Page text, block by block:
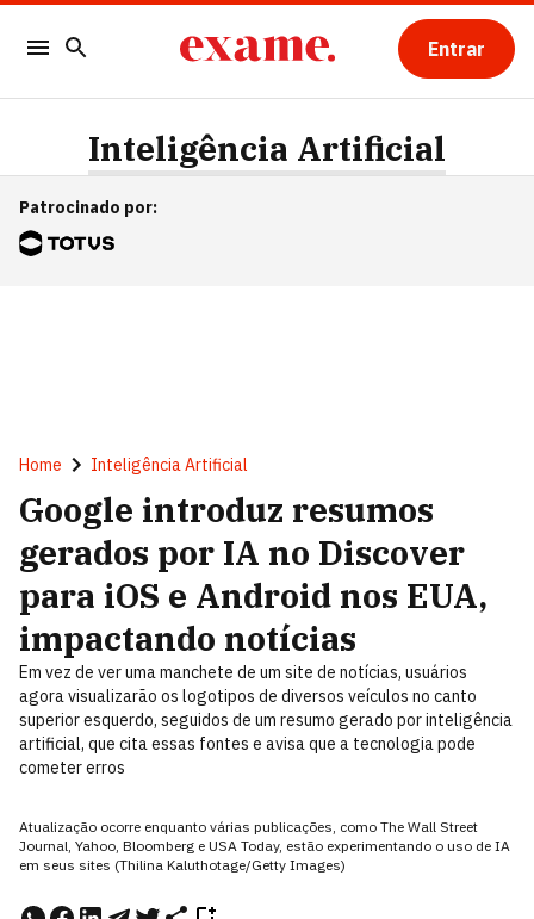
Entrar
Inteligência Artificial
Patrocinado por:
Home Inteligência Artificial
Google introduz resumos
gerados por IA no Discover
para iOS e Android nos EUA,
impactando notícias
Em vez de ver uma manchete de um site de notícias, usuários
agora visualizarão os logotipos de diversos veículos no canto
superior esquerdo, seguidos de um resumo gerado por inteligência
artificial, que cita essas fontes e avisa que a tecnologia pode
cometer erros
Atualização ocorre enquanto várias publicações, como The Wall Street
Journal, Yahoo, Bloomberg e USA Today, estão experimentando o uso de IA
em seus sites (Thilina Kaluthotage/Getty Images)